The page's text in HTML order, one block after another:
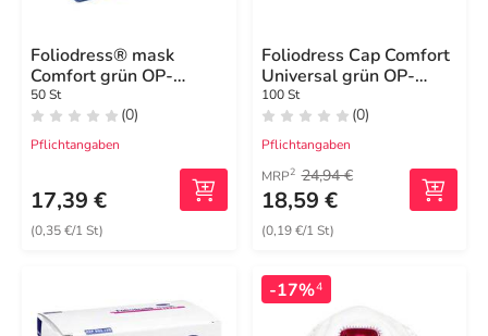
Foliodress® mask
Comfort grün OP-
Masken
50 St
(0)
Pflichtangaben
17,39 €
(0,35 €/1 St)
Foliodress Cap Comfort
Universal grün OP-
Hauben
100 St
(0)
Pflichtangaben
MRP2 24,94 €
18,59 €
(0,19 €/1 St)
-17%4